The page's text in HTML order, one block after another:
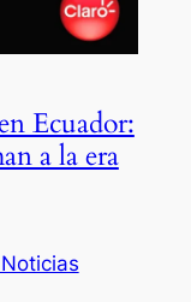
Ecuador:
a la era